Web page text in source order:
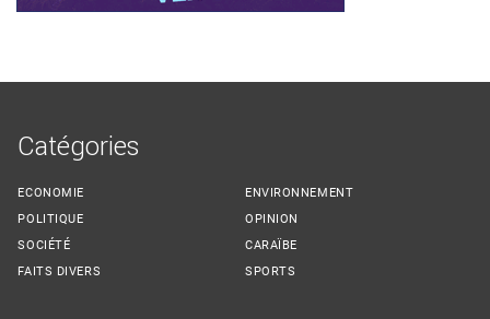
Catégories
ECONOMIE
POLITIQUE
SOCIÉTÉ
FAITS DIVERS
ENVIRONNEMENT
OPINION
CARAÏBE
SPORTS